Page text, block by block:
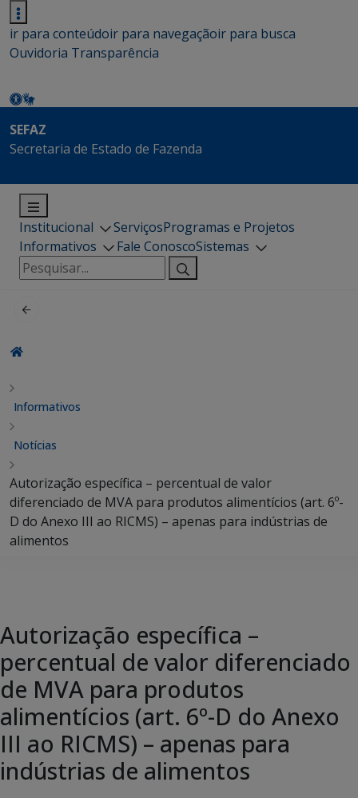
ir para conteúdoir para navegaçãoir para busca
Ouvidoria Transparência
SEFAZ
Secretaria de Estado de Fazenda
Institucional ServiçosProgramas e Projetos
Informativos
Fale ConoscoSistemas
Pesquisar
por:
Informativos
Notícias
Autorização específica – percentual de valor
diferenciado de MVA para produtos alimentícios (art. 6º-
D do Anexo III ao RICMS) – apenas para indústrias de
alimentos
Autorização específica –
percentual de valor diferenciado
de MVA para produtos
alimentícios (art. 6º-D do Anexo
III ao RICMS) – apenas para
indústrias de alimentos